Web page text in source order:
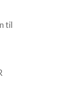
til